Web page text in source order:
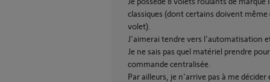
classiques (dont certains doivent
volet).
J'aimerai tendre vers l'automatisation
Je ne sais pas quel matériel prendre
commande centralisée.
Par ailleurs, je n'arrive pas à me